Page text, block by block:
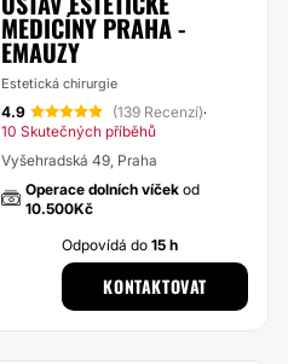
MEDICÍNY PRAHA -
EMAUZY
Estetická chirurgie
4.9 (139 Recenzí)·
10 Skutečných příběhů
Vyšehradská 49, Praha
Operace dolních víček od
10.500Kč
Odpovídá do15 h
KONTAKTOVAT